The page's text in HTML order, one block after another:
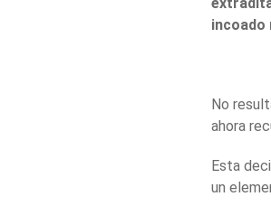
No
ahora
Esta
un